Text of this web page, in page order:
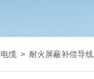
缆 > 耐火屏蔽补偿导线